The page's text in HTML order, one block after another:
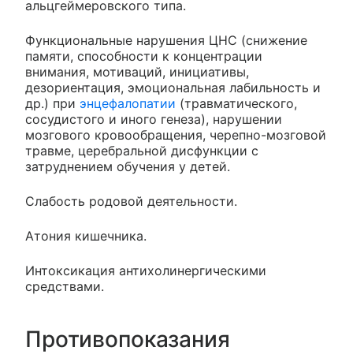
альцгеймеровского типа.
Функциональные нарушения ЦНС (снижение
памяти, способности к концентрации
внимания, мотиваций, инициативы,
дезориентация, эмоциональная лабильность и
др.) при энцефалопатии (травматического,
сосудистого и иного генеза), нарушении
мозгового кровообращения, черепно-мозговой
травме, церебральной дисфункции с
затруднением обучения у детей.
Слабость родовой деятельности.
Атония кишечника.
Интоксикация антихолинергическими
средствами.
Противопоказания